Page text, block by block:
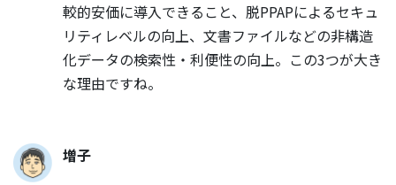
較的安価に導入できること、脱PPAPによるセキュ
リティレベルの向上、文書ファイルなどの非構造
化データの検索性・利便性の向上。この3つが大き
な理由ですね。
増子